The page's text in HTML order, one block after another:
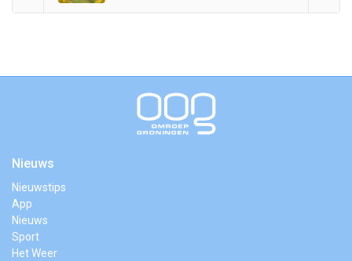
Nieuws
Nieuwstips
App
Nieuws
Sport
Het Weer